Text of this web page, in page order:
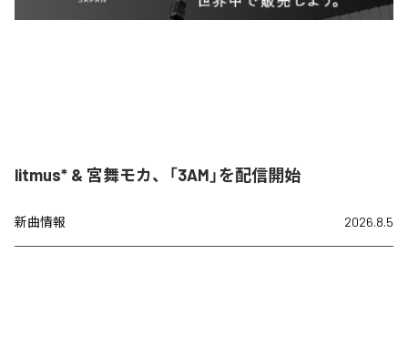
litmus* & 宮舞モカ、「3AM」を配信開始
新曲情報 2026.8.5